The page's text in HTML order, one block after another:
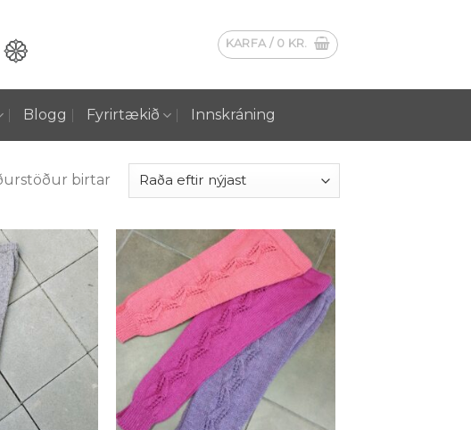
KARFA / 0 KR.
Blogg Fyrirtækið Innskráning
birtar
Setja á
óskalista
Setja á
óskalista